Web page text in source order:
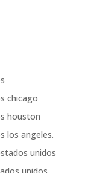
chicago
houston
los angeles.
unidos
unidos